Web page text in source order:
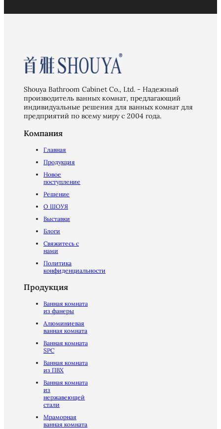
Shouya Bathroom Cabinet Co., Ltd. - Надежный
производитель ванных комнат, предлагающий
индивидуальные решения для ванных комнат для
предприятий по всему миру с 2004 года.
Компания
Главная
Продукция
Новое
поступление
Решение
О ШОУЯ
Выставки
Блоги
Свяжитесь с
нами
Политика
конфиденциальности
Продукция
Ванная комната
из фанеры
Алюминиевая
ванная комната
Ванная комната
SPC
Ванная комната
из ПВХ
Ванная комната
из
нержавеющей
стали
Мраморная
ванная комната